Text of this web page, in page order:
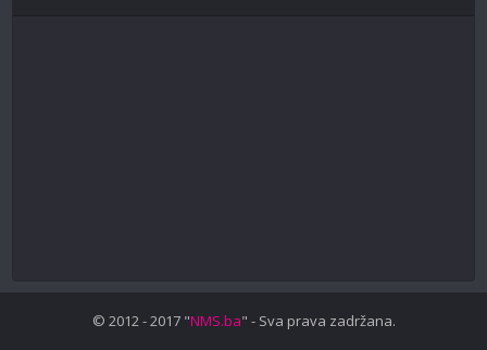
© 2012 - 2017 "NMS.ba" - Sva prava zadržana.